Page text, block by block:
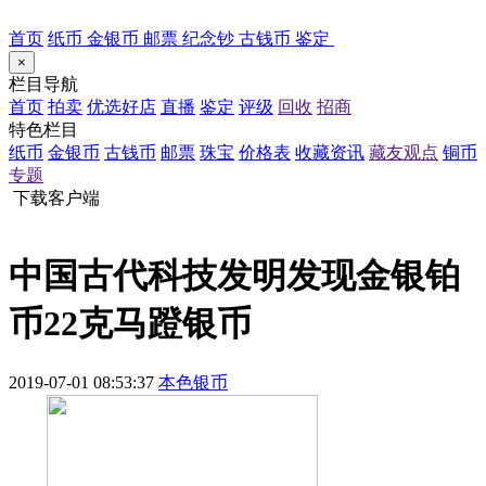
首页 纸币 金银币 邮票 纪念钞 古钱币 鉴定
×
栏目导航
首页 拍卖 优选好店 直播 鉴定 评级 回收 招商
特色栏目
纸币 金银币 古钱币 邮票 珠宝 价格表 收藏资讯 藏友观点 铜币
专题
下载客户端
中国古代科技发明发现金银铂
币22克马蹬银币
2019-07-01 08:53:37 本色银币